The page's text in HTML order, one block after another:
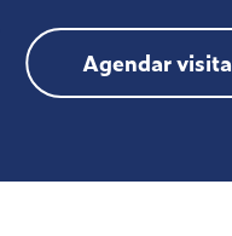
Agendar visita